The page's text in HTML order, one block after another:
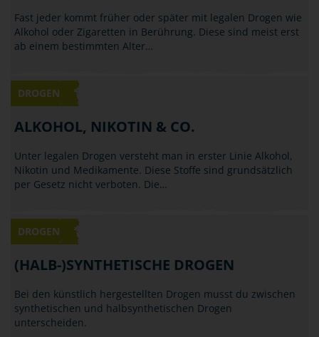
Fast jeder kommt früher oder später mit legalen Drogen wie
Alkohol oder Zigaretten in Berührung. Diese sind meist erst
ab einem bestimmten Alter…
DROGEN
ALKOHOL, NIKOTIN & CO.
Unter legalen Drogen versteht man in erster Linie Alkohol,
Nikotin und Medikamente. Diese Stoffe sind grundsätzlich
per Gesetz nicht verboten. Die…
DROGEN
(HALB-)SYNTHETISCHE DROGEN
Bei den künstlich hergestellten Drogen musst du zwischen
synthetischen und halbsynthetischen Drogen
unterscheiden.